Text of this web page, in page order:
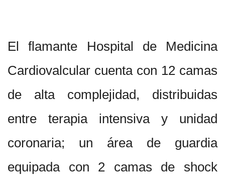
El flamante Hospital de Medicina
Cardiovalcular cuenta con 12 camas
de alta complejidad, distribuidas
entre terapia intensiva y unidad
coronaria; un área de guardia
equipada con 2 camas de shock